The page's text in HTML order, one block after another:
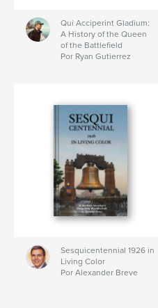
Qui Acciperint Gladium:
A History of the Queen
of the Battlefield
Por Ryan Gutierrez
Sesquicentennial 1926 in
Living Color
Por Alexander Breve